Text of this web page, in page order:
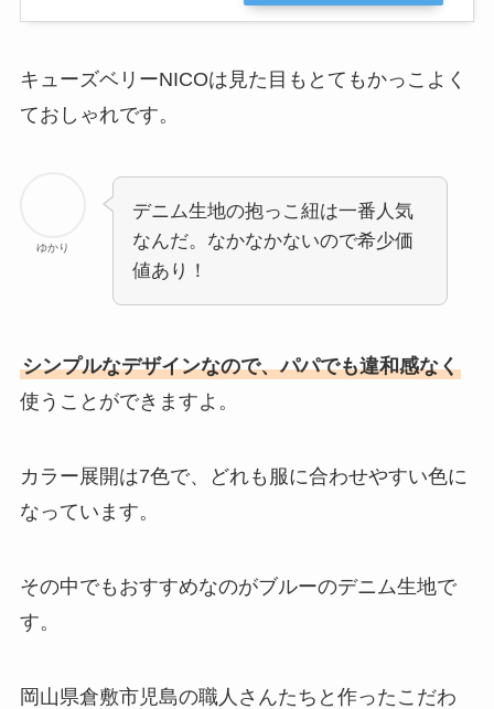
キューズベリーNICOは見た目もとてもかっこよく
ておしゃれです。
ゆかり
デニム生地の抱っこ紐は一番人気
なんだ。なかなかないので希少価
値あり！
シンプルなデザインなので、パパでも違和感なく
使うことができますよ。
カラー展開は7色で、どれも服に合わせやすい色に
なっています。
その中でもおすすめなのがブルーのデニム生地で
す。
岡山県倉敷市児島の職人さんたちと作ったこだわ